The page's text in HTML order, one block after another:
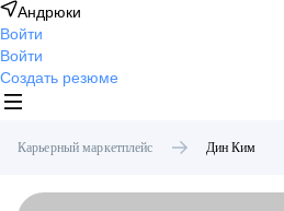
Андрюки
Войти
Войти
Создать резюме
Карьерный маркетплейс Дин Ким